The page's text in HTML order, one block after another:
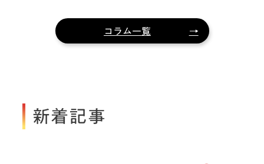
コラム一覧
新着記事